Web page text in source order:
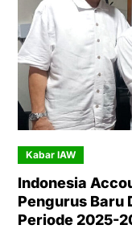
Kabar IAW
Indonesia
Pengurus Baru
Periode 2025-